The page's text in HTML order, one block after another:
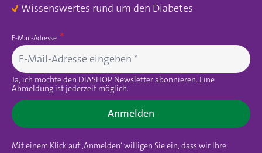
Wissenswertes rund um den Diabetes
E-Mail-Adresse
Ja, ich möchte den DIASHOP Newsletter abonnieren. Eine
Abmeldung ist jederzeit möglich.
Anmelden
Mit einem Klick auf ‚Anmelden‘ willigen Sie ein, dass wir Ihre